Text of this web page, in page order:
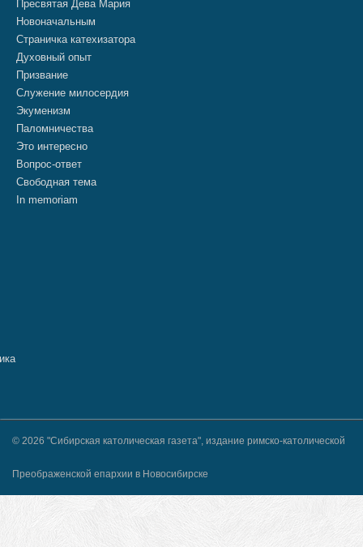
Пресвятая Дева Мария
Новоначальным
Страничка катехизатора
Духовный опыт
Призвание
Служение милосердия
Экуменизм
Паломничества
Это интересно
Вопрос-ответ
Свободная тема
In memoriam
© 2026 "Сибирская католическая газета", издание римско-католической
Преображенской епархии в Новосибирске